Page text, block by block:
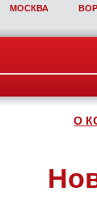
МОСКВА
О